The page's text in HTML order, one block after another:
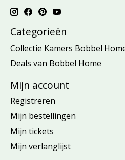
Categorieën
Collectie Kamers Bobbel
Deals van Bobbel Home
Mijn account
Registreren
Mijn bestellingen
Mijn tickets
Mijn verlanglijst